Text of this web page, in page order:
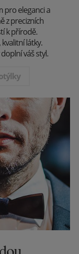
pro eleganci a
z precizních
k přírodě.
látky.
váš styl.